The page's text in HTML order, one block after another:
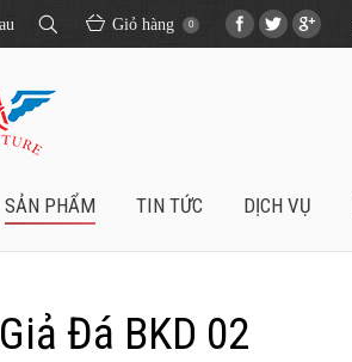
Giỏ hàng 0
SẢN PHẨM TIN TỨC DỊCH VỤ
Đá BKD 02